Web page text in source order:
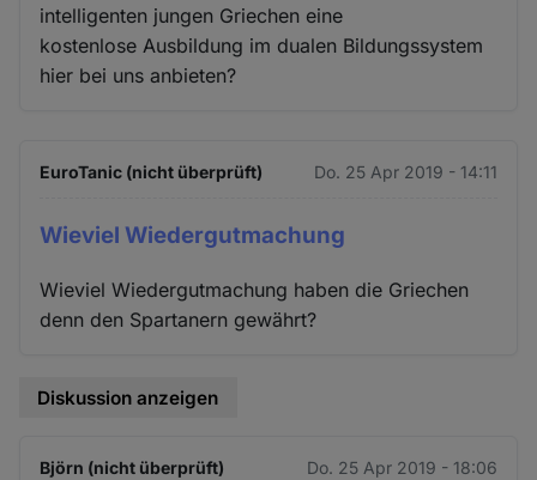
intelligenten jungen Griechen eine
kostenlose Ausbildung im dualen Bildungssystem
hier bei uns anbieten?
EuroTanic (nicht überprüft) Do. 25 Apr 2019 - 14:11
Wieviel Wiedergutmachung
Wieviel Wiedergutmachung haben die Griechen
denn den Spartanern gewährt?
Diskussion anzeigen
Björn (nicht überprüft) Do. 25 Apr 2019 - 18:06